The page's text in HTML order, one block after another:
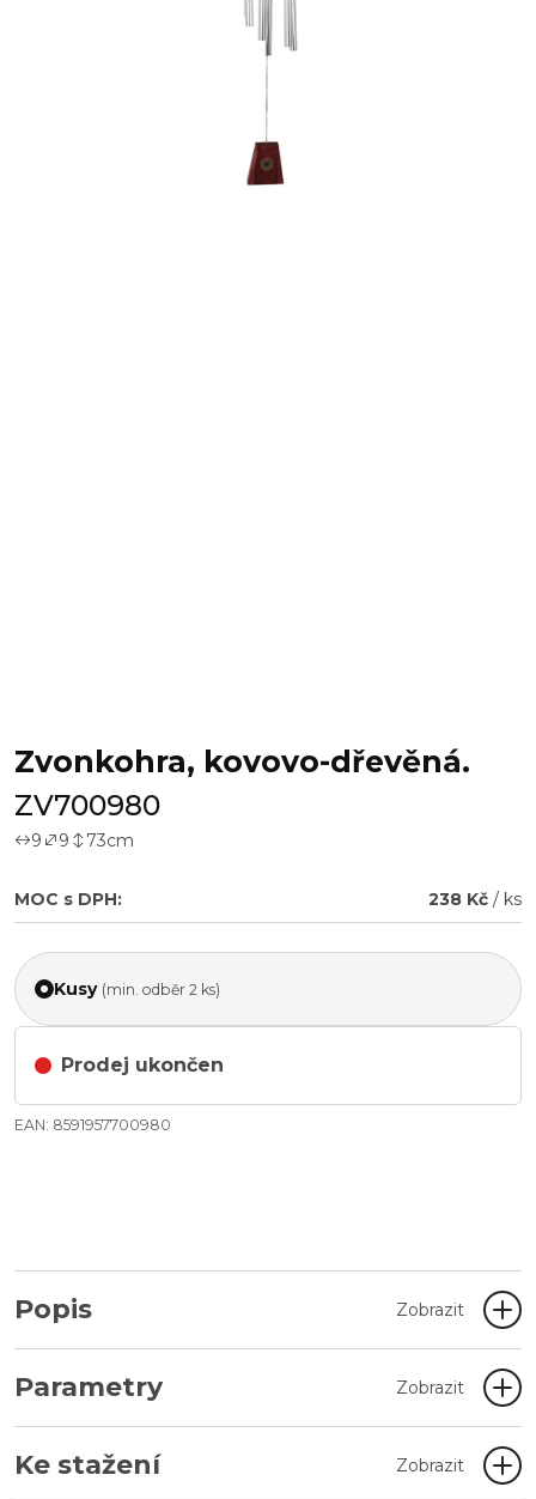
Zvonkohra, kovovo-dřevěná.
ZV700980
9 9 73cm
MOC s DPH: 238 Kč / ks
Kusy (min. odběr 2 ks)
Prodej ukončen
EAN: 8591957700980
Popis Zobrazit
Parametry Zobrazit
Ke stažení Zobrazit